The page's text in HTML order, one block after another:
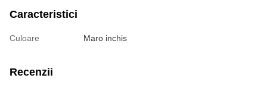
Caracteristici
Culoare Maro inchis
Recenzii